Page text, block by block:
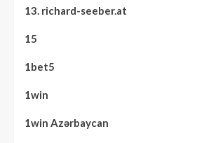
13. richard-seeber.at
15
1bet5
1win
1win Azərbaycan